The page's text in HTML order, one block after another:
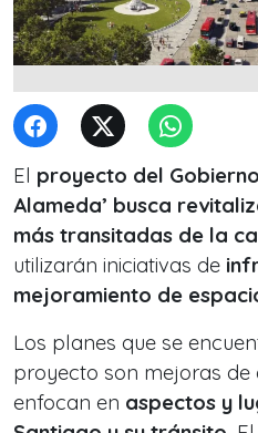
El proyecto del
Alameda’ busca
más transitadas de la
utilizarán iniciativas de
mejoramiento de
Los planes que se
proyecto son mejoras de
enfocan en aspectos y